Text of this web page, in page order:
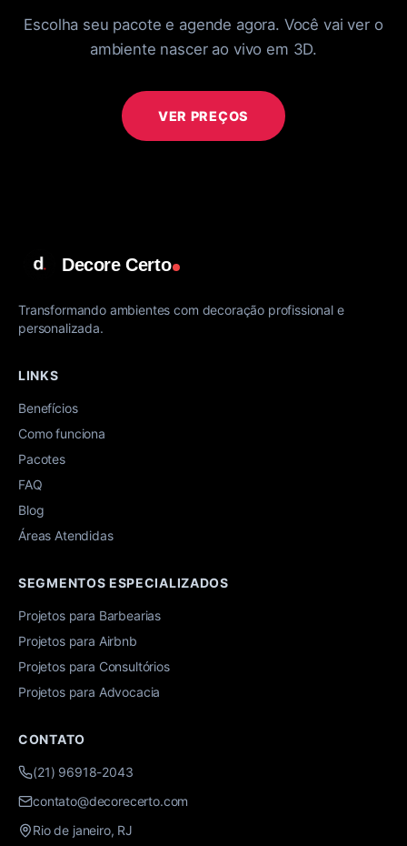
Escolha seu pacote e agende agora. Você vai ver o
ambiente nascer ao vivo em 3D.
VER PREÇOS
Decore Certo
Transformando ambientes com decoração profissional e
personalizada.
LINKS
Benefícios
Como funciona
Pacotes
FAQ
Blog
Áreas Atendidas
SEGMENTOS ESPECIALIZADOS
Projetos para Barbearias
Projetos para Airbnb
Projetos para Consultórios
Projetos para Advocacia
CONTATO
(21) 96918-2043
contato@decorecerto.com
Rio de janeiro, RJ